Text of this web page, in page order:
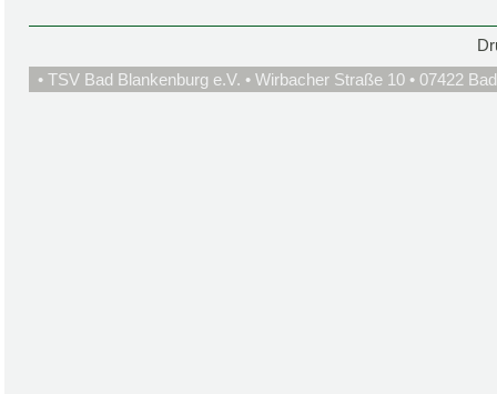
• TSV Bad Blankenburg e.V. • Wirbacher Straße 10 • 07422